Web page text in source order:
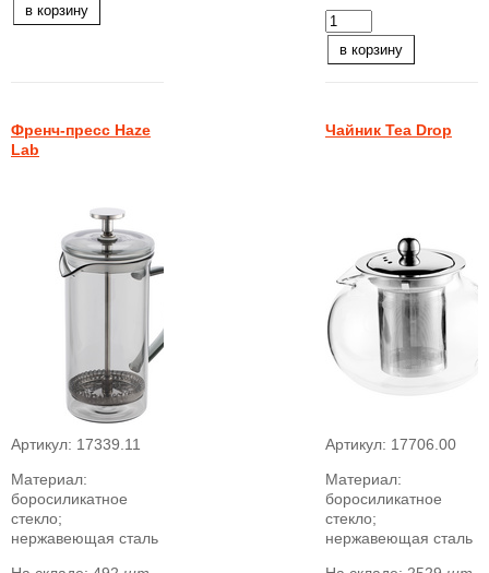
в корзину
в корзину
Френч-пресс Haze
Lab
Артикул: 17339.11
Материал:
боросиликатное
стекло;
нержавеющая сталь
Чайник Tea Drop
Артикул: 17706.00
Материал:
боросиликатное
стекло;
нержавеющая сталь